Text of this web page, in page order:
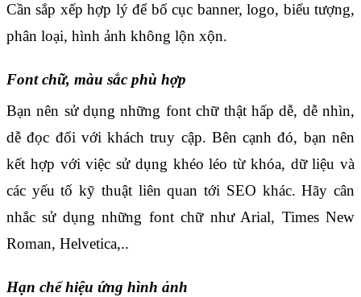
Cần sắp xếp hợp lý để bố cục banner, logo, biểu tượng,
phân loại, hình ảnh không lộn xộn.
Font chữ, màu sắc phù hợp
Bạn nên sử dụng những font chữ thật hấp dễ, dễ nhìn,
dễ đọc đối với khách truy cập. Bên cạnh đó, bạn nên
kết hợp với việc sử dụng khéo léo từ khóa, dữ liệu và
các yếu tố kỹ thuật liên quan tới SEO khác. Hãy cân
nhắc sử dụng những font chữ như Arial, Times New
Roman, Helvetica,..
Hạn chế hiệu ứng hình ảnh